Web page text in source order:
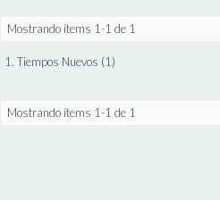
Mostrando ítems 1-1 de 1
1. Tiempos Nuevos (1)
Mostrando ítems 1-1 de 1